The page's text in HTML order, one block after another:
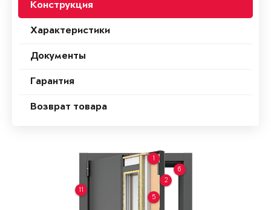
Конструкция
Характеристики
Документы
Гарантия
Возврат товара
1
2
5
6
11